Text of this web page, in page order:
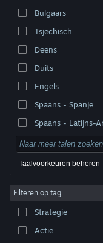
© Valve Corporation. Alle rechten
handelsmerken zijn eigendom
Privacybeleid|Juridische
Toegankelijkheid
|
Terugbetalingen
Bulgaars
Tsjechisch
Deens
Duits
Engels
Spaans - Spanje
Spaans - Latijns-
Taalvoorkeuren beheren
Filteren op tag
Strategie
Actie